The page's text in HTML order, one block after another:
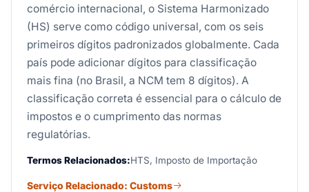
comércio internacional, o Sistema Harmonizado
(HS) serve como código universal, com os seis
primeiros dígitos padronizados globalmente. Cada
país pode adicionar dígitos para classificação
mais fina (no Brasil, a NCM tem 8 dígitos). A
classificação correta é essencial para o cálculo de
impostos e o cumprimento das normas
regulatórias.
Termos Relacionados:HTS, Imposto de Importação
Serviço Relacionado: Customs